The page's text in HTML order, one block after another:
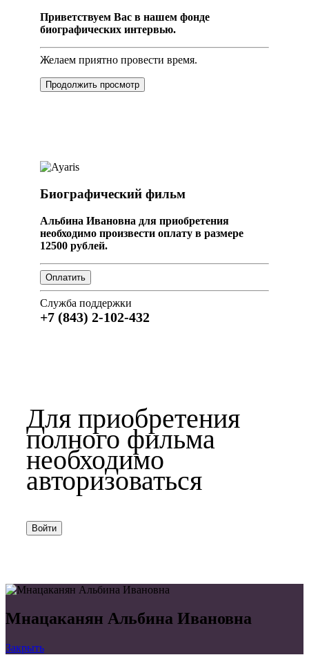
Приветствуем Вас в нашем фонде
биографических интервью.
Желаем приятно провести время.
Продолжить просмотр
Биографический фильм
Альбина Ивановна для приобретения
необходимо произвести оплату в размере
12500 рублей.
Служба поддержки
+7 (843) 2-102-432
Для приобретения
полного фильма
необходимо
авторизоваться
Войти
Мнацаканян Альбина Ивановна
Закрыть